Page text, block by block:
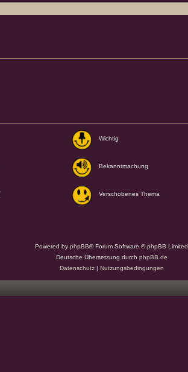
Wichtig
Bekanntmachung
Verschobenes Thema
Powered by phpBB® Forum Software © phpBB Limited
Deutsche Übersetzung durch phpBB.de
Datenschutz| Nutzungsbedingungen